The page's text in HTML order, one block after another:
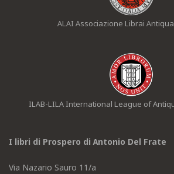
ALAI Associazione Librai
ILAB-LILA International League of
I libri di Prospero di Antonio Del Frate
Via Nazario Sauro 11/a